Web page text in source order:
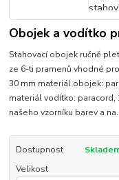
Obojek a vodítko
Stahovací obojek ručně
ze 6-ti pramenů vhodné
30 mm materiál obojek:
materiál vodítko: paracord,
našeho vzorníku barev a
Dostupnost
Velikost